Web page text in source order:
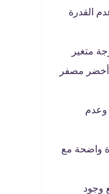
القدرة
متغير
أخضر مصفر
وعدم
واضحة مع
وجود